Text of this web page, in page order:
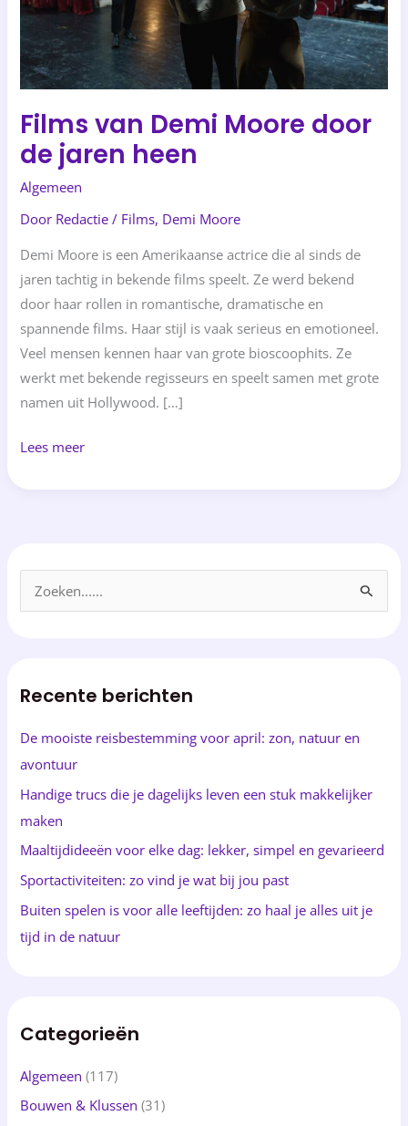
Films van Demi Moore door
de jaren heen
Algemeen
Door Redactie/ Films, Demi Moore
Demi Moore is een Amerikaanse actrice die al sinds de
jaren tachtig in bekende films speelt. Ze werd bekend
door haar rollen in romantische, dramatische en
spannende films. Haar stijl is vaak serieus en emotioneel.
Veel mensen kennen haar van grote bioscoophits. Ze
werkt met bekende regisseurs en speelt samen met grote
namen uit Hollywood. […]
heen
Lees meer
e
a
r
:
Recente berichten
De mooiste reisbestemming voor april: zon, natuur en
avontuur
Handige trucs die je dagelijks leven een stuk makkelijker
maken
Maaltijdideeën voor elke dag: lekker, simpel en gevarieerd
Sportactiviteiten: zo vind je wat bij jou past
Buiten spelen is voor alle leeftijden: zo haal je alles uit je
tijd in de natuur
Categorieën
Algemeen (117)
Bouwen & Klussen (31)